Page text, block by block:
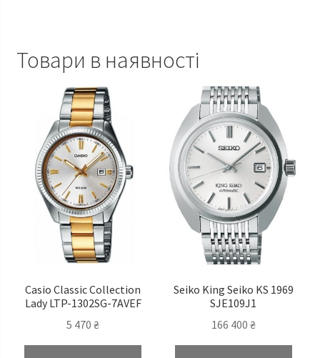
Товари в наявності
Casio Classic Сollection
Lady LTP-1302SG-7AVEF
5 470₴
Seiko King Seiko KS 1969
SJE109J1
166 400 ₴